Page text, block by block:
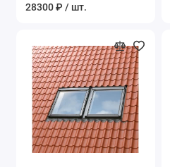
28300 ₽ / шт.